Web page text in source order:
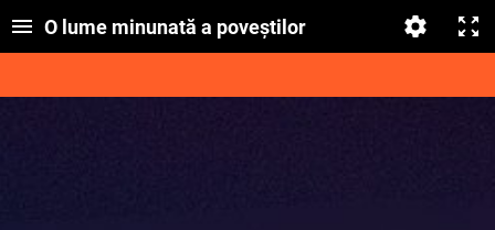
O lume minunată a poveștilor